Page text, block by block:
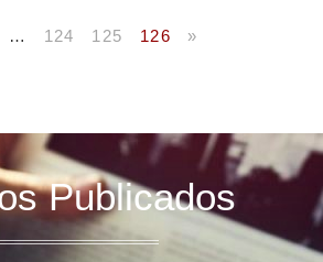
… 124 125 126 »
Publicados